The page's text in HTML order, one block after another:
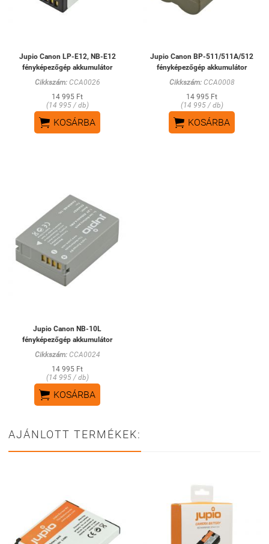
Jupio Canon LP-E12, NB-E12
fényképezőgép akkumulátor
Cikkszám:CCA0026
14 995 Ft
(14 995 / db)
 KOSÁRBA
Jupio Canon BP-511/511A/512
fényképezőgép akkumulátor
Cikkszám:CCA0008
14 995 Ft
(14 995 / db)
 KOSÁRBA
Jupio Canon NB-10L
fényképezőgép akkumulátor
Cikkszám:CCA0024
14 995 Ft
(14 995 / db)
 KOSÁRBA
AJÁNLOTT TERMÉKEK: